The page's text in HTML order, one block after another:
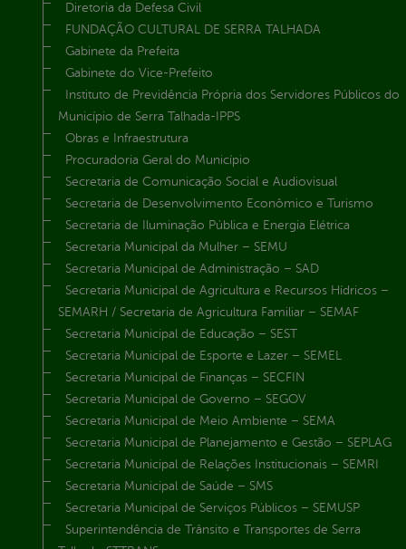
Diretoria da Defesa Civil
FUNDAÇÃO CULTURAL DE SERRA TALHADA
Gabinete da Prefeita
Gabinete do Vice-Prefeito
Instituto de Previdência Própria dos Servidores Públicos do
Município de Serra Talhada-IPPS
Obras e Infraestrutura
Procuradoria Geral do Município
Secretaria de Comunicação Social e Audiovisual
Secretaria de Desenvolvimento Econômico e Turismo
Secretaria de Iluminação Pública e Energia Elétrica
Secretaria Municipal da Mulher – SEMU
Secretaria Municipal de Administração – SAD
Secretaria Municipal de Agricultura e Recursos Hídricos –
SEMARH / Secretaria de Agricultura Familiar – SEMAF
Secretaria Municipal de Educação – SEST
Secretaria Municipal de Esporte e Lazer – SEMEL
Secretaria Municipal de Finanças – SECFIN
Secretaria Municipal de Governo – SEGOV
Secretaria Municipal de Meio Ambiente – SEMA
Secretaria Municipal de Planejamento e Gestão – SEPLAG
Secretaria Municipal de Relações Institucionais – SEMRI
Secretaria Municipal de Saúde – SMS
Secretaria Municipal de Serviços Públicos – SEMUSP
Superintendência de Trânsito e Transportes de Serra